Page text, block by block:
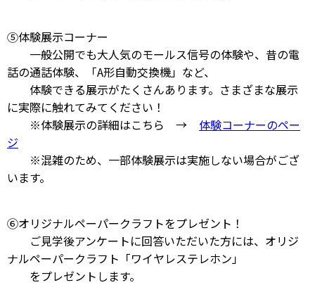
⑤体験展示コーナー
一般公開でも大人気のモールス信号の体験や、昔の電
話の通話体験、「A形自動交換機」など、
体験できる展示がたくさんあります。さまざまな展示
に実際に触れてみてください！
※体験展示の詳細はこちら → 体験コーナーのペー
ジ
※混雑のため、一部体験展示は実施しない場合がござ
います。
⑥オリジナルペーパークラフトをプレゼント！
ご見学後アンケートに回答いただいた方には、オリジ
ナルペーパークラフト「ワイヤレステレホン」
をプレゼントします。